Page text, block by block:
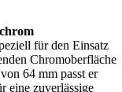
für den Einsatz
Chromoberfläche
64 mm passt er
eine zuverlässige